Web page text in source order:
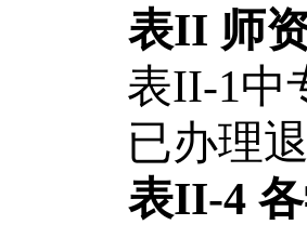
表II 师
表II-1中
已办理
表II-4